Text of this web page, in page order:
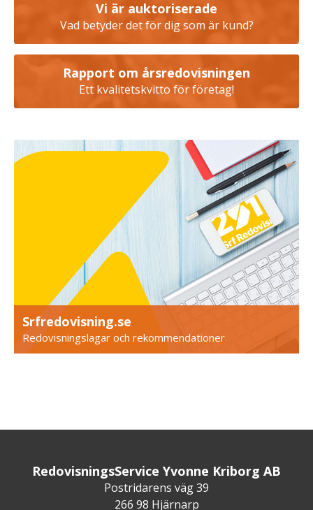
Vi är auktoriserade
Vad betyder det för dig som är kund?
Rapport om årsredovisningen
Ett kvalitetskvitto för företag!
Srfredovisning.se
Redovisningslagar och rekommendationer
RedovisningsService Yvonne Kriborg AB
Postridarens väg 39
266 98 Hjärnarp